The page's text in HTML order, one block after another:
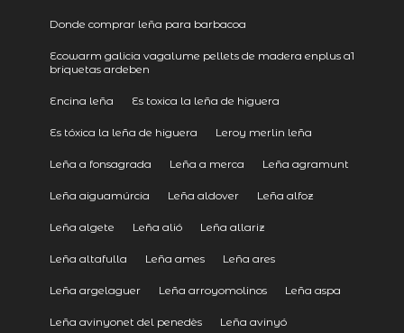
Donde comprar leña para barbacoa
Ecowarm galicia vagalume pellets de madera enplus a1
briquetas ardeben
Encina leña Es toxica la leña de higuera
Es tóxica la leña de higuera Leroy merlin leña
Leña a fonsagrada Leña a merca Leña agramunt
Leña aiguamúrcia Leña aldover Leña alfoz
Leña algete Leña alió Leña allariz
Leña altafulla Leña ames Leña ares
Leña argelaguer Leña arroyomolinos Leña aspa
Leña avinyonet del penedès Leña avinyó